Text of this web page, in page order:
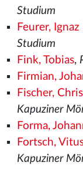
Studium
Feurer,
Studium
Fink, Tobias,
Firmian,
Fischer,
Kapuziner
Forma,
Fortsch,
Kapuziner